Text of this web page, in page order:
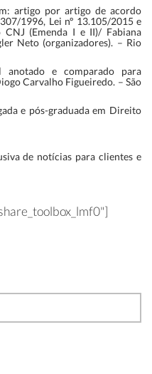
artigo por artigo de acordo
1996, Lei nº 13.105/2015 e
(Emenda I e II)/ Fabiana
Neto (organizadores). – Rio
e comparado para
Carvalho Figueiredo. – São
e pós-graduada em Direito
de notícias para clientes e